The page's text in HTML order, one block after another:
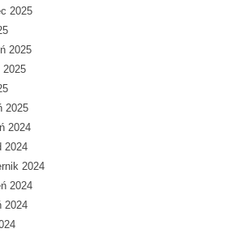
2025
2025
2025
2025
2024
2024
2024
2024
2024